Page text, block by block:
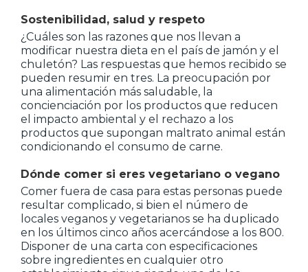
Sostenibilidad, salud y respeto
¿Cuáles son las razones que nos llevan a
modificar nuestra dieta en el país de jamón y el
chuletón? Las respuestas que hemos recibido se
pueden resumir en tres. La preocupación por
una alimentación más saludable, la
concienciación por los productos que reducen
el impacto ambiental y el rechazo a los
productos que supongan maltrato animal están
condicionando el consumo de carne.
Dónde comer si eres vegetariano o vegano
Comer fuera de casa para estas personas puede
resultar complicado, si bien el número de
locales veganos y vegetarianos se ha duplicado
en los últimos cinco años acercándose a los 800.
Disponer de una carta con especificaciones
sobre ingredientes en cualquier otro